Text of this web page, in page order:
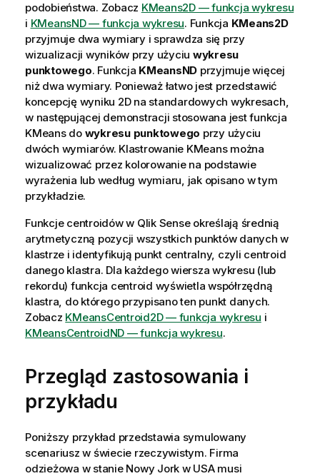
podobieństwa. Zobacz KMeans2D — funkcja wykresu
i KMeansND — funkcja wykresu. Funkcja KMeans2D
przyjmuje dwa wymiary i sprawdza się przy
wizualizacji wyników przy użyciu wykresu
punktowego. Funkcja KMeansND przyjmuje więcej
niż dwa wymiary. Ponieważ łatwo jest przedstawić
koncepcję wyniku 2D na standardowych wykresach,
w następującej demonstracji stosowana jest funkcja
KMeans do wykresu punktowego przy użyciu
dwóch wymiarów. Klastrowanie KMeans można
wizualizować przez kolorowanie na podstawie
wyrażenia lub według wymiaru, jak opisano w tym
przykładzie.
Funkcje centroidów w Qlik Senseokreślają średnią
arytmetyczną pozycji wszystkich punktów danych w
klastrze i identyfikują punkt centralny, czyli centroid
danego klastra. Dla każdego wiersza wykresu (lub
rekordu) funkcja centroid wyświetla współrzędną
klastra, do którego przypisano ten punkt danych.
Zobacz KMeansCentroid2D — funkcja wykresu i
KMeansCentroidND — funkcja wykresu.
Przegląd zastosowania i
przykładu
Poniższy przykład przedstawia symulowany
scenariusz w świecie rzeczywistym. Firma
odzieżowa w stanie Nowy Jork w USA musi